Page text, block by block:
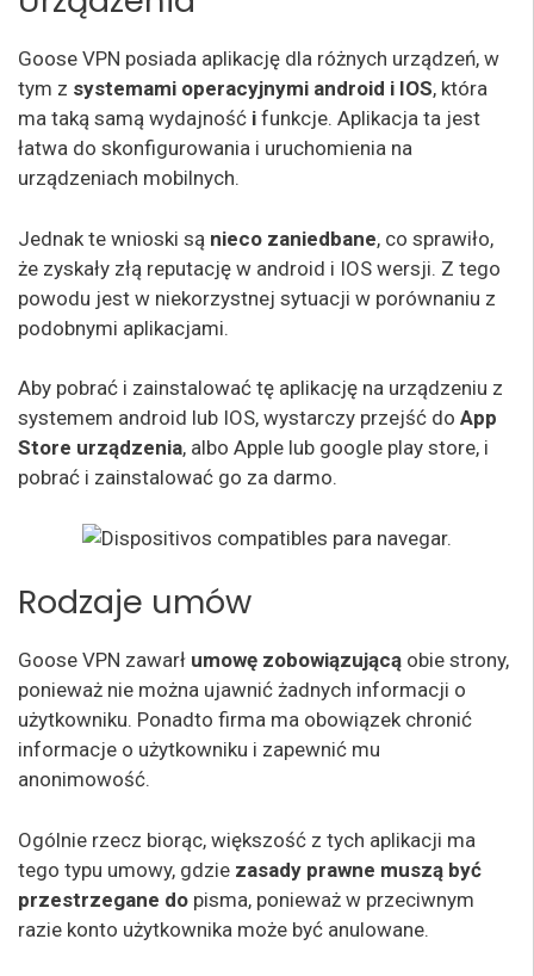
Goose VPN posiada aplikację dla różnych urządzeń, w
tym z systemami operacyjnymi android i IOS, która
ma taką samą wydajność i funkcje. Aplikacja ta jest
łatwa do skonfigurowania i uruchomienia na
urządzeniach mobilnych.
Jednak te wnioski są nieco zaniedbane, co sprawiło,
że zyskały złą reputację w android i IOS wersji. Z tego
powodu jest w niekorzystnej sytuacji w porównaniu z
podobnymi aplikacjami.
Aby pobrać i zainstalować tę aplikację na urządzeniu z
systemem android lub IOS, wystarczy przejść do App
Store urządzenia, albo Apple lub google play store, i
pobrać i zainstalować go za darmo.
Rodzaje umów
Goose VPN zawarł umowę zobowiązującą obie strony,
ponieważ nie można ujawnić żadnych informacji o
użytkowniku. Ponadto firma ma obowiązek chronić
informacje o użytkowniku i zapewnić mu
anonimowość.
Ogólnie rzecz biorąc, większość z tych aplikacji ma
tego typu umowy, gdzie zasady prawne muszą być
przestrzegane do pisma, ponieważ w przeciwnym
razie konto użytkownika może być anulowane.